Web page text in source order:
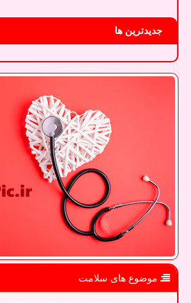
جدیدترین ها
موضوع های سلامت